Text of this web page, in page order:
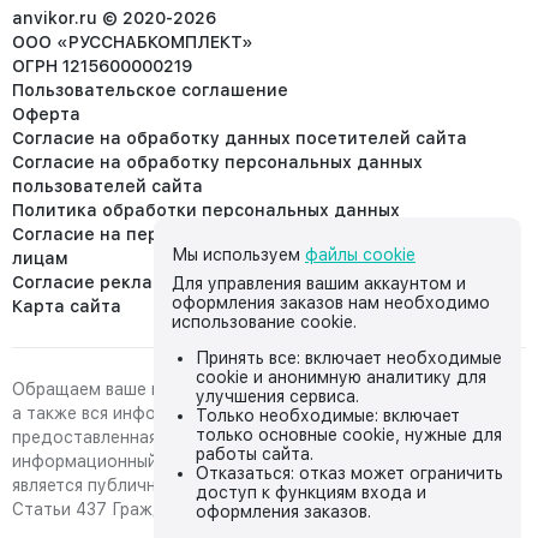
anvikor.ru © 2020-2026
ООО «РУССНАБКОМПЛЕКТ»
ОГРН 1215600000219
Пользовательское соглашение
Оферта
Согласие на обработку данных посетителей сайта
Согласие на обработку персональных данных
пользователей сайта
Политика обработки персональных данных
Согласие на передачу персональных данных третьим
лицам
Согласие реклама
Карта сайта
Обращаем ваше внимание на то, что данный интернет-сайт,
а также вся информация о товарах и ценах,
предоставленная на нём, носит исключительно
информационный характер и ни при каких условиях не
является публичной офертой, определяемой положениями
Статьи 437 Гражданского кодекса Российской Федерации.
Мы используем файлы cookie
Для управления вашим аккаунтом и
оформления заказов нам необходимо
использование cookie.
Принять все: включает необходимые
cookie и анонимную аналитику для
улучшения сервиса.
Только необходимые: включает
только основные cookie, нужные для
работы сайта.
Отказаться: отказ может ограничить
доступ к функциям входа и
оформления заказов.